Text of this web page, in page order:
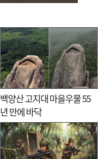
백양산 고지대 마을우물 55
년 만에 바닥